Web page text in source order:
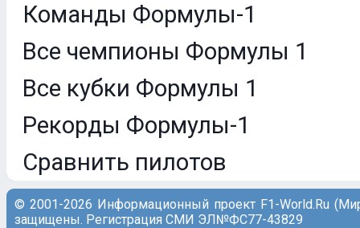
Команды Формулы-1
Все чемпионы Формулы 1
Все кубки Формулы 1
Рекорды Формулы-1
Сравнить пилотов
© 2001-2026 Информационный проект F1-World.Ru
защищены. Регистрация СМИ ЭЛ№ФС77-43829